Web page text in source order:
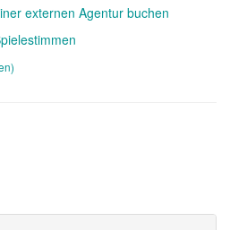
externen Agentur buchen